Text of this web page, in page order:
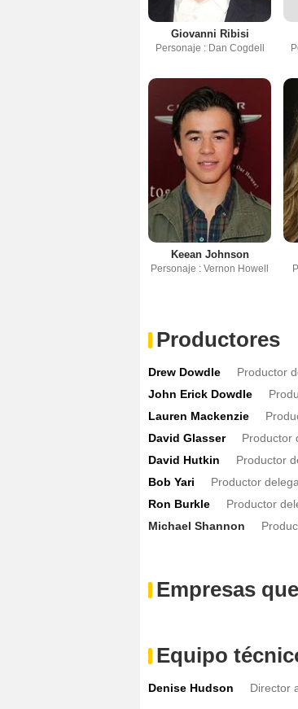
Giovanni Ribisi
Personaje : Dan Cogdell
Keean Johnson
Personaje : Vernon Howell
Productores
Drew Dowdle
Productor
John Erick Dowdle
Lauren Mackenzie
David Glasser
Productor
David Hutkin
Productor
Bob Yari
Productor
Ron Burkle
Productor
Michael Shannon
Empresas
Equipo
Denise Hudson Director